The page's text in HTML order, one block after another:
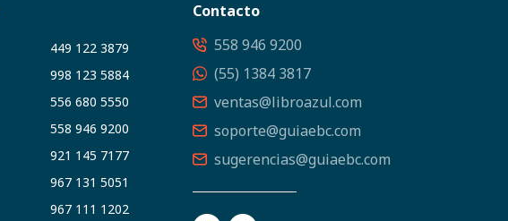
449 122 3879
998 123 5884
556 680 5550
558 946 9200
921 145 7177
967 131 5051
967 111 1202
Contacto
558 946 9200
(55) 1384 3817
ventas@libroazul.com
soporte@guiaebc.com
sugerencias@guiaebc.com